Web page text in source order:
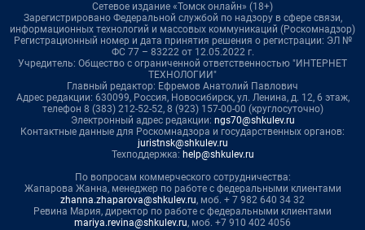
Сетевое издание «Томск онлайн» (18+)
Зарегистрировано Федеральной службой по надзору в сфере связи,
информационных технологий и массовых коммуникаций (Роскомнадзор)
Регистрационный номер и дата принятия решения о регистрации: ЭЛ №
ФС 77 – 83222 от 12.05.2022 г.
Учредитель: Общество с ограниченной ответственностью "ИНТЕРНЕТ
ТЕХНОЛОГИИ"
Главный редактор: Ефремов Анатолий Павлович
Адрес редакции: 630099, Россия, Новосибирск, ул. Ленина, д. 12, 6 этаж,
телефон 8 (383) 212-52-52, 8 (923) 157-00-00 (круглосуточно)
Электронный адрес редакции: ngs70@shkulev.ru
Контактные данные для Роскомнадзора и государственных органов:
juristnsk@shkulev.ru
Техподдержка: help@shkulev.ru
По вопросам коммерческого сотрудничества:
Жапарова Жанна, менеджер по работе с федеральными клиентами
zhanna.zhaparova@shkulev.ru, моб. + 7 982 640 34 32
Ревина Мария, директор по работе с федеральными клиентами
mariya.revina@shkulev.ru, моб. +7 910 402 4056